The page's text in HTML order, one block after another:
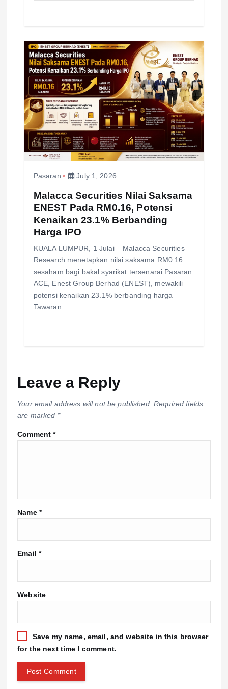
Pasaran July 1, 2026
Malacca Securities Nilai Saksama
ENEST Pada RM0.16, Potensi
Kenaikan 23.1% Berbanding
Harga IPO
KUALA LUMPUR, 1 Julai – Malacca Securities
Research menetapkan nilai saksama RM0.16
sesaham bagi bakal syarikat tersenarai Pasaran
ACE, Enest Group Berhad (ENEST), mewakili
potensi kenaikan 23.1% berbanding harga
Tawaran…
Leave a Reply
Your email address will not be published. Required fields
are marked *
Comment*
Name *
Email *
Website
Save my name, email, and website in this browser
for the next time I comment.